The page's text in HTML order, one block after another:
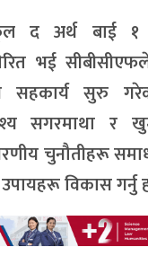
द अर्थ बाई १
भई
सहकार्य सुरु
सगरमाथा र
चुनौतीहरू
विकास गर्नु